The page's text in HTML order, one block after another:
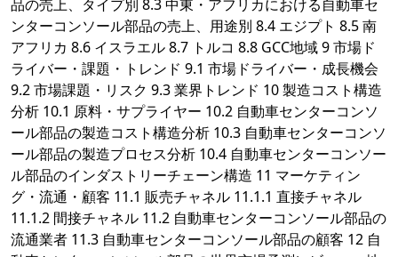
品の売上、タイプ別 8.3 中東・アフリカにおける自動車セ
ンターコンソール部品の売上、用途別 8.4 エジプト 8.5 南
アフリカ 8.6 イスラエル 8.7 トルコ 8.8 GCC地域 9 市場ド
ライバー・課題・トレンド 9.1 市場ドライバー・成長機会
9.2 市場課題・リスク 9.3 業界トレンド 10 製造コスト構造
分析 10.1 原料・サプライヤー 10.2 自動車センターコンソ
ール部品の製造コスト構造分析 10.3 自動車センターコンソ
ール部品の製造プロセス分析 10.4 自動車センターコンソー
ル部品のインダストリーチェーン構造 11 マーケティン
グ・流通・顧客 11.1 販売チャネル 11.1.1 直接チャネル
11.1.2 間接チャネル 11.2 自動車センターコンソール部品の
流通業者 11.3 自動車センターコンソール部品の顧客 12 自